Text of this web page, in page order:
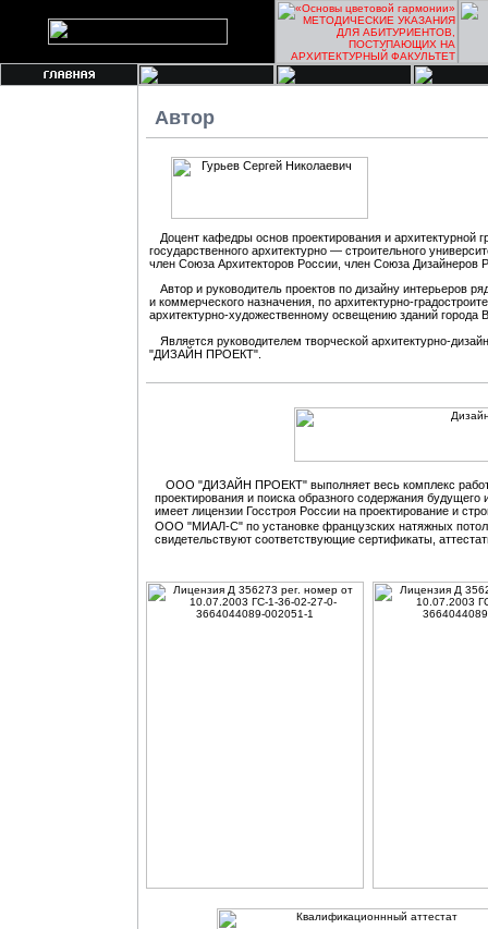
Автор
Доцент кафедры основ проектирования и архитектурной
государственного архитектурно — строительного
член Союза Архитекторов России, член Союза Дизайнеров
Автор и руководитель проектов по дизайну интерьеров
и коммерческого назначения, по архитектурно-
архитектурно-художественному освещению зданий города
Является руководителем творческой архитектурно-
"ДИЗАЙН ПРОЕКТ".
ООО "ДИЗАЙН ПРОЕКТ" выполняет весь комплекс работ
проектирования и поиска образного содержания
имеет лицензии Госстроя России на проектирование и
ООО "МИАЛ-С" по установке французских натяжных
свидетельствуют соответствующие сертификаты,